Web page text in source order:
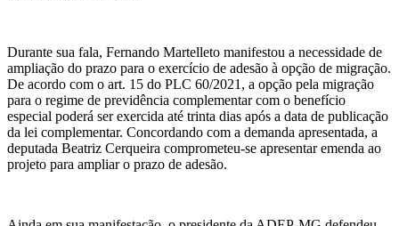
Durante sua fala, Fernando Martelleto manifestou a necessidade de
ampliação do prazo para o exercício de adesão à opção de migração.
De acordo com o art. 15 do PLC 60/2021, a opção pela migração
para o regime de previdência complementar com o benefício
especial poderá ser exercida até trinta dias após a data de publicação
da lei complementar. Concordando com a demanda apresentada, a
deputada Beatriz Cerqueira comprometeu-se apresentar emenda ao
projeto para ampliar o prazo de adesão.